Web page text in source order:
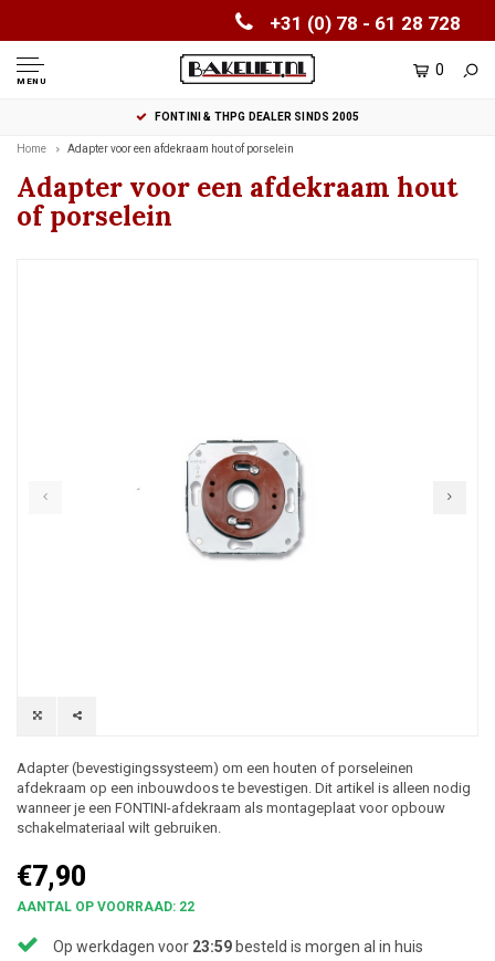
+31 (0) 78 - 61 28 728
MENU
0
FONTINI & THPG DEALER SINDS 2005
Home Adapter voor een afdekraam hout of porselein
Adapter voor een afdekraam hout
of porselein
Adapter (bevestigingssysteem) om een houten of porseleinen
afdekraam op een inbouwdoos te bevestigen. Dit artikel is alleen nodig
wanneer je een FONTINI-afdekraam als montageplaat voor opbouw
schakelmateriaal wilt gebruiken.
€7,90
AANTAL OP VOORRAAD: 22
Op werkdagen voor 23:59 besteld is morgen al in huis